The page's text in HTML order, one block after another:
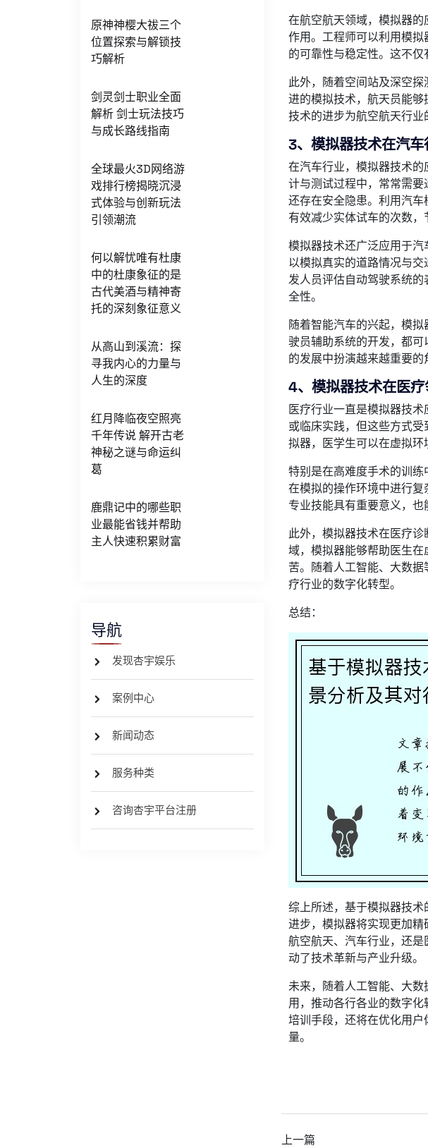
原神神樱大祓三个
位置探索与解锁技
巧解析
剑灵剑士职业全面
解析 剑士玩法技巧
与成长路线指南
全球最火3D网络游
戏排行榜揭晓沉浸
式体验与创新玩法
引领潮流
何以解忧唯有杜康
中的杜康象征的是
古代美酒与精神寄
托的深刻象征意义
从高山到溪流：探
寻我内心的力量与
人生的深度
红月降临夜空照亮
千年传说 解开古老
神秘之谜与命运纠
葛
鹿鼎记中的哪些职
业最能省钱并帮助
主人快速积累财富
导航
发现杏宇娱乐
案例中心
新闻动态
服务种类
咨询杏宇平台注册
在航空航天领域，模拟器
作用。工程师可以利用模
的可靠性与稳定性。这不仅
此外，随着空间站及深空
进的模拟技术，航天员能
技术的进步为航空航天行业
3、模拟器技术在汽车
在汽车行业，模拟器技术
计与测试过程中，常常需要
还存在安全隐患。利用汽
有效减少实体试车的次数，
模拟器技术还广泛应用于
以模拟真实的道路情况与
发人员评估自动驾驶系统
全性。
随着智能汽车的兴起，模
驶员辅助系统的开发，都
的发展中扮演越来越重要的
4、模拟器技术在医
医疗行业一直是模拟器技
或临床实践，但这些方式
拟器，医学生可以在虚拟环
特别是在高难度手术的训
在模拟的操作环境中进行
专业技能具有重要意义，也
此外，模拟器技术在医疗
域，模拟器能够帮助医生
苦。随着人工智能、大数
疗行业的数字化转型。
总结：
综上所述，基于模拟器技
进步，模拟器将实现更加
航空航天、汽车行业，还
动了技术革新与产业升级。
未来，随着人工智能、大
用，推动各行各业的数字
培训手段，还将在优化用
量。
上一篇